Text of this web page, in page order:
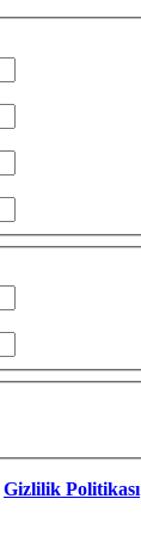
Gizlilik Politikası